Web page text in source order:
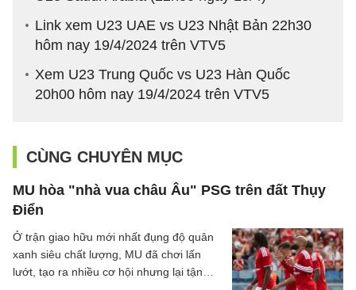
Link xem U23 UAE vs U23 Nhật Bản 22h30
hôm nay 19/4/2024 trên VTV5
Xem U23 Trung Quốc vs U23 Hàn Quốc
20h00 hôm nay 19/4/2024 trên VTV5
CÙNG CHUYÊN MỤC
MU hòa "nhà vua châu Âu" PSG trên đất Thụy
Điển
Ở trận giao hữu mới nhất đụng độ quân
xanh siêu chất lượng, MU đã chơi lấn
lướt, tạo ra nhiều cơ hội nhưng lại tận